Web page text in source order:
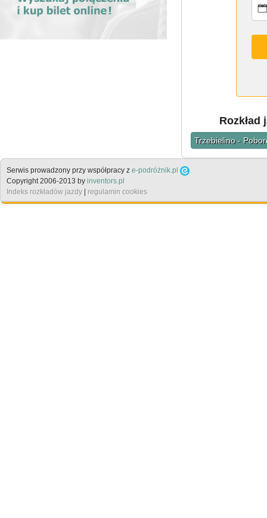
Trzebielino -
Serwis prowadzony przy współpracy z e-podróżnik.pl
Copyright 2006-2013 by inventors.pl
Indeks rozkładów jazdy | regulamin cookies